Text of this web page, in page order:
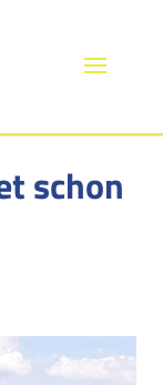
schon